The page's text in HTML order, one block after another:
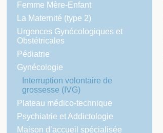
Femme Mère-Enfant
La Maternité (type 2)
Urgences Gynécologiques et
Obstétricales
Pédiatrie
Gynécologie
Interruption volontaire de
grossesse (IVG)
Plateau médico-technique
Psychiatrie et Addictologie
Maison d’accueil spécialisée